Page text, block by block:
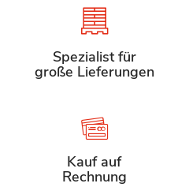
Spezialist für
große Lieferungen
Kauf auf
Rechnung